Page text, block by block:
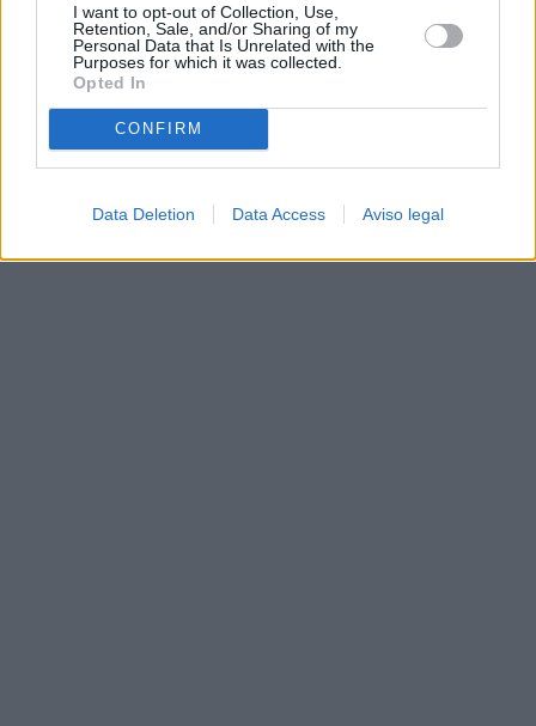
I want to opt-out of Collection, Use,
Retention, Sale, and/or Sharing of my
Personal Data that Is Unrelated with the
Purposes for which it was collected.
Opted In
CONFIRM
Data Deletion Data Access Aviso legal